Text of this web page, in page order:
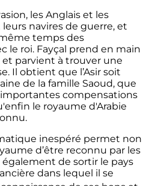
les Anglais et les
navires de guerre, et
temps des
le roi. Fayçal prend en main
et parvient à trouver une
Il obtient que l’Asir soit
de la famille Saoud, que
compensations
le royaume d'Arabie
inespéré permet non
d’être reconnu par les
également de sortir le pays
dans lequel il se